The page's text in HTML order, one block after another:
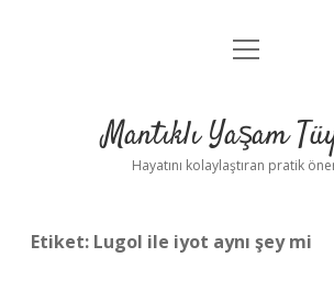
Anasayfa
Yasal Uyarı
menüyü
Mantıklı Yaşam
Hayatını kolaylaştıran pratik
Etiket: Lugol ile iyot aynı şey mi